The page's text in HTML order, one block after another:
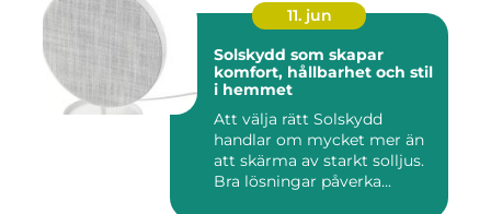
11. jun
Solskydd som skapar
komfort, hållbarhet och stil
i hemmet
Att välja rätt Solskydd
handlar om mycket mer än
att skärma av starkt solljus.
Bra lösningar påverka...